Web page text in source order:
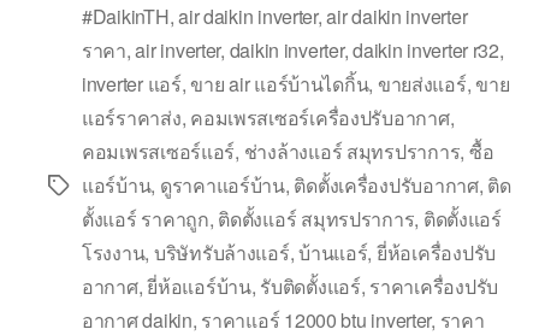
#DaikinTH,air daikin inverter,air daikin inverter
ราคา,air inverter, daikin inverter,daikin inverter r32,
inverter แอร์,ขาย air แอร์บ้านไดกิ้น, ขายส่งแอร์,ขาย
แอร์ราคาส่ง, คอมเพรสเซอร์เครื่องปรับอากาศ,
คอมเพรสเซอร์แอร์, ช่างล้างแอร์ สมุทรปราการ, ซื้อ
แอร์บ้าน, ดูราคาแอร์บ้าน, ติดตั้งเครื่องปรับอากาศ, ติด
ตั้งแอร์ ราคาถูก, ติดตั้งแอร์ สมุทรปราการ, ติดตั้งแอร์
โรงงาน, บริษัทรับล้างแอร์,บ้านแอร์, ยี่ห้อเครื่องปรับ
อากาศ,ยี่ห้อแอร์บ้าน, รับติดตั้งแอร์, ราคาเครื่องปรับ
อากาศ daikin, ราคาแอร์ 12000 btu inverter, ราคา